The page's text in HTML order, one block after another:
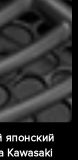
японский
Kawasaki